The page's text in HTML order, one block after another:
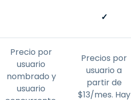
✓
Precio por
usuario
nombrado y
usuario
Precios por
usuario a
partir de
$13/mes. Hay